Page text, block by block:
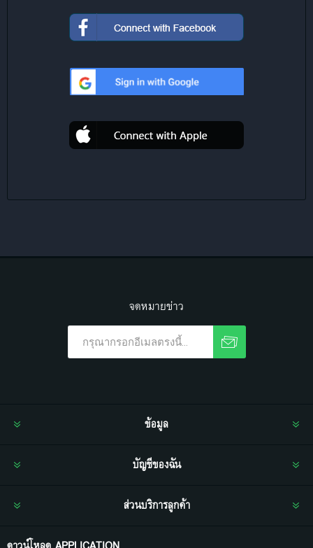
จดหมายข่าว
ข้อมูล
บัญชีของฉัน
ส่วนบริการลูกค้า